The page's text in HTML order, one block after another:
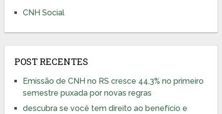
CNH Social
POST RECENTES
Emissão de CNH no RS cresce 44,3% no primeiro
semestre puxada por novas regras
descubra se você tem direito ao benefício e